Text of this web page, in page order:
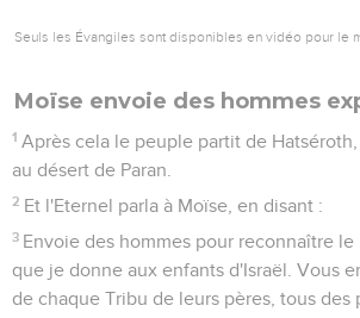
Seuls les Évangiles sont disponibles en vidéo pour le
Moïse envoie des hommes
1 Après cela le peuple partit de
au désert de Paran.
2 Et l'Eternel parla à Moïse, en disant :
3 Envoie des hommes pour reconnaître le
que je donne aux enfants d'Israël. Vous
de chaque Tribu de leurs pères, tous des